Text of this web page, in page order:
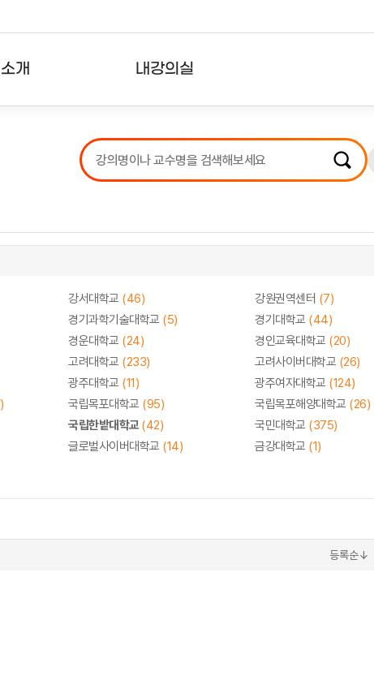
개 내강의실
강의리스트
수강확인증강의
강서대학교 (46) 강원권역센터 (7)
경기과학기술대학교 (5) 경기대학교 (44)
경운대학교 (24) 경인교육대학교 (20)
고려대학교 (233) 고려사이버대학교 (26)
광주대학교 (11) 광주여자대학교 (124)
국립목포대학교 (95) 국립목포해양대학교 (26)
국립한밭대학교(42) 국민대학교 (375)
글로벌사이버대학교 (14) 금강대학교 (1)
등록순↓